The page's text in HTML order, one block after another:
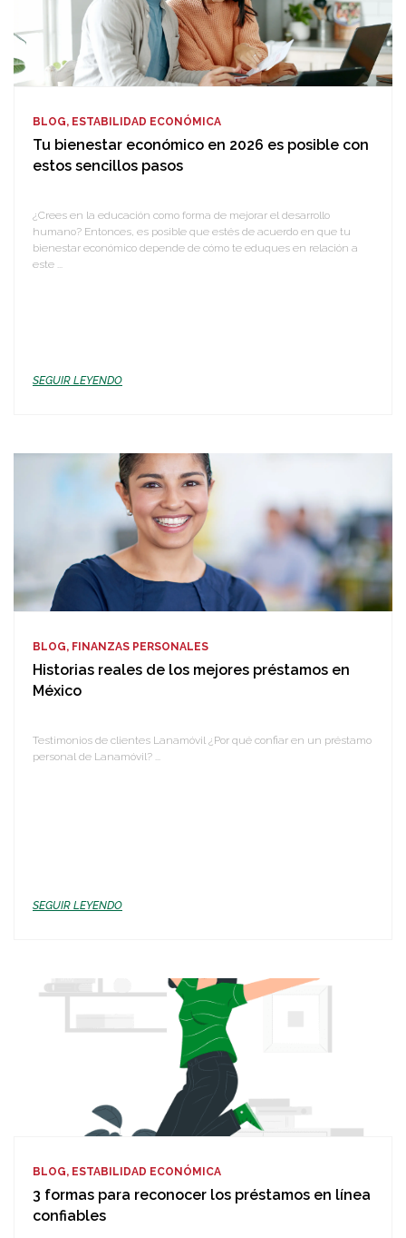
BLOG, ESTABILIDAD ECONÓMICA
Tu bienestar económico en 2026 es posible con
estos sencillos pasos
¿Crees en la educación como forma de mejorar el desarrollo
humano? Entonces, es posible que estés de acuerdo en que tu
bienestar económico depende de cómo te eduques en relación a
este ...
SEGUIR LEYENDO
BLOG, FINANZAS PERSONALES
Historias reales de los mejores préstamos en
México
Testimonios de clientes Lanamóvil ¿Por qué confiar en un préstamo
personal de Lanamóvil? ...
SEGUIR LEYENDO
BLOG, ESTABILIDAD ECONÓMICA
3 formas para reconocer los préstamos en línea
confiables